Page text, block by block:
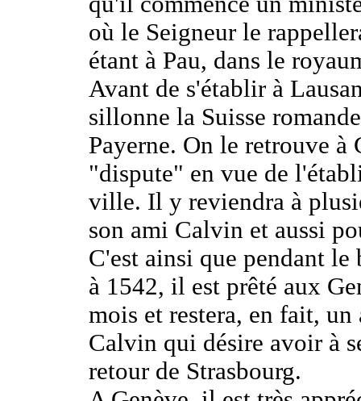
où le Seigneur le
étant à Pau, dans le
Avant de s'établir à
sillonne la Suisse
Payerne. On le retrouve à
"dispute" en vue de
ville. Il y reviendra à
son ami Calvin et aussi
C'est ainsi que pendant
à 1542, il est prêté aux
mois et restera, en fait,
Calvin qui désire avoir à
retour de Strasbourg.